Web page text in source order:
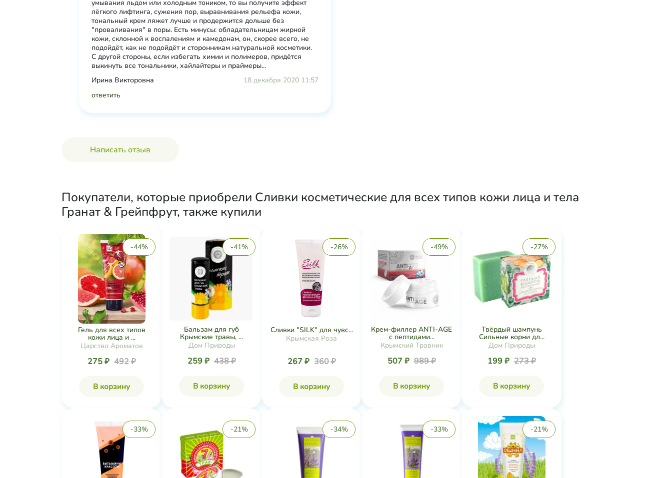
умывания льдом или холодным тоником, то вы получите эффект
лёгкого лифтинга, сужения пор, выравнивания рельефа кожи,
тональный крем ляжет лучше и продержится дольше без
"проваливания" в поры. Есть минусы: обладательницам жирной
кожи, склонной к воспалениям и камедонам, он, скорее всего, не
подойдёт, как не подойдёт и сторонникам натуральной косметики.
С другой стороны, если избегать химии и полимеров, придётся
выкинуть все тональники, хайлайтеры и праймеры...
Ирина Викторовна
18 декабря 2020 11:57
ответить
Написать отзыв
Покупатели, которые приобрели Сливки косметические для всех типов кожи лица и тела
Гранат & Грейпфрут, также купили
-44%
Гель для всех типов
кожи лица и ...
Царство Ароматов
275 ₽ 492 ₽
В корзину
-41%
Бальзам для губ
Крымские травы, ...
Дом Природы
259 ₽ 438 ₽
В корзину
-26%
Сливки "SILK" для чувс...
Крымская Роза
267 ₽ 360 ₽
В корзину
-49%
Крем-филлер ANTI-AGE
с пептидами...
Крымский Травник
507 ₽ 989 ₽
В корзину
-27%
Твёрдый шампунь
Сильные корни дл...
Дом Природы
199 ₽ 273 ₽
В корзину
-33% -21% -34% -33% -21%